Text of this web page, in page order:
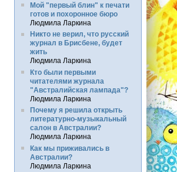
Мой "первый блин" к печати
готов и похоронное бюро
Людмила Ларкина
Никто не верил, что русский
журнал в Брисбене, будет
жить
Людмила Ларкина
Кто были первыми
читателями журнала
"Австралийская лампада"?
Людмила Ларкина
Почему я решила открыть
литературно-музыкальный
салон в Австралии?
Людмила Ларкина
Как мы приживались в
Австралии?
Людмила Ларкина